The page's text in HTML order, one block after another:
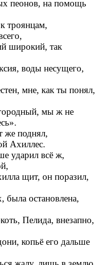
пеонов, на помощь
троянцам,
широкий, так
воды несущего,
мне, как ты понял,
мы ж не
же поднял,
Ахиллес.
ударил всё ж,
щит, он поразил,
была остановлена,
Пелида, внезапно,
копьё его дальше